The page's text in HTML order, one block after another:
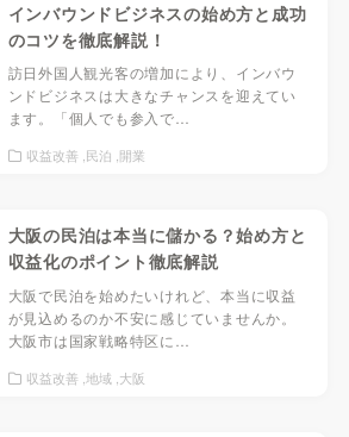
インバウンドビジネスの始め方と成功
のコツを徹底解説！
訪日外国人観光客の増加により、インバウ
ンドビジネスは大きなチャンスを迎えてい
ます。「個人でも参入で…
収益改善 民泊 開業
大阪の民泊は本当に儲かる？始め方と
収益化のポイント徹底解説
大阪で民泊を始めたいけれど、本当に収益
が見込めるのか不安に感じていませんか。
大阪市は国家戦略特区に…
収益改善 地域 大阪